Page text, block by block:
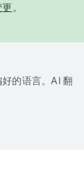
。
的语言。AI 翻